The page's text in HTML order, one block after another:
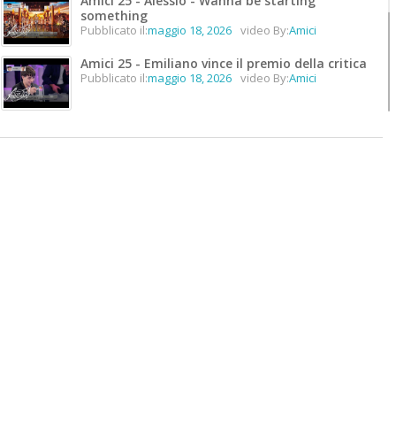
something
Pubblicato il:maggio 18, 2026 video By:Amici
Amici 25 - Emiliano vince il premio della critica
Pubblicato il:maggio 18, 2026 video By:Amici
Pubblicato il:maggio 18, 2026 video By:Amici